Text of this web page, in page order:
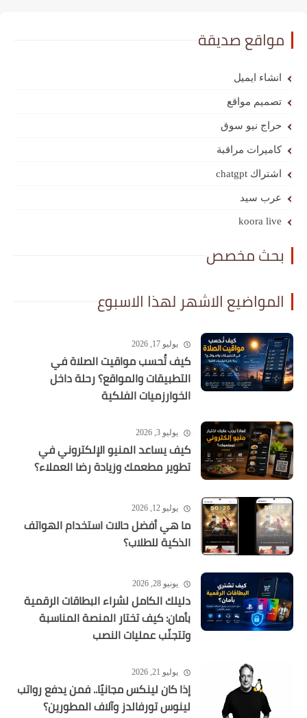
مواقع صديقة
انشاء ايميل
تصميم مواقع
حراج نيو سوق
كاميرات مراقبة
اشتراك chatgpt
عرب سيد
koora live
بحث مخصص
المواضيع الاشهر لهذا الاسبوع
يوليو 17, 2026
كيف تُحسب مواقيت الصلاة في
التطبيقات والمواقع؟ رحلة داخل
الخوارزميات الفلكية
يوليو 3, 2026
كيف يساعد المنيو الإلكتروني في
تطوير مطعمك وزيادة رضا العملاء؟
يوليو 12, 2026
ما هي أفضل حالات استخدام الهواتف
الذكية للطلاب؟
يونيو 28, 2026
دليلك الكامل لشراء البطاقات الرقمية
بأمان: كيف تختار المنصة المناسبة
وتتجنّب عمليات النصب
يوليو 21, 2026
إذا كان لينكس مجانيًا.. فمن يدفع رواتب
لينوس تورفالدز وآلاف المطورين؟